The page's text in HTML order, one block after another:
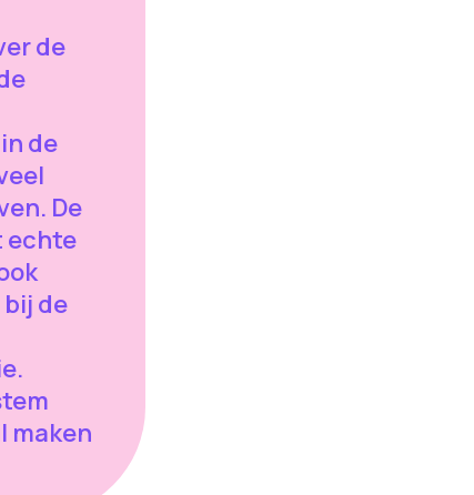
de
de
De
echte
de
maken